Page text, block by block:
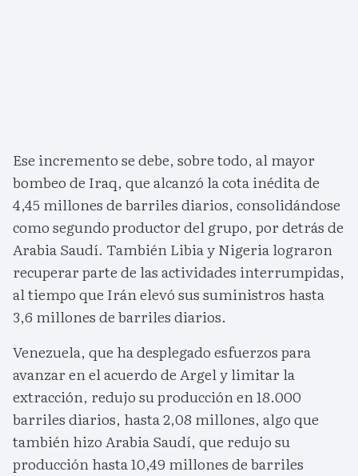
Ese incremento se debe, sobre todo, al mayor
bombeo de Iraq, que alcanzó la cota inédita de
4,45 millones de barriles diarios, consolidándose
como segundo productor del grupo, por detrás de
Arabia Saudí. También Libia y Nigeria lograron
recuperar parte de las actividades interrumpidas,
al tiempo que Irán elevó sus suministros hasta
3,6 millones de barriles diarios.
Venezuela, que ha desplegado esfuerzos para
avanzar en el acuerdo de Argel y limitar la
extracción, redujo su producción en 18.000
barriles diarios, hasta 2,08 millones, algo que
también hizo Arabia Saudí, que redujo su
producción hasta 10,49 millones de barriles